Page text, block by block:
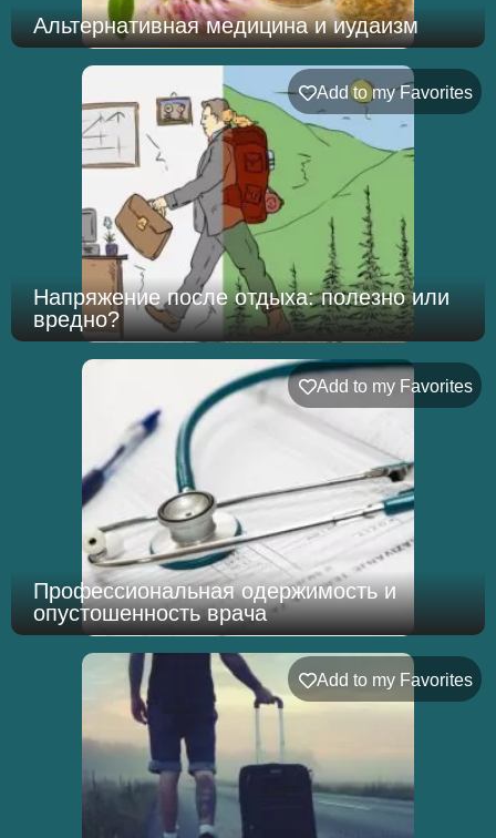
Альтернативная медицина и иудаизм
Add to my Favorites
Напряжение после отдыха: полезно или
вредно?
Add to my Favorites
Профессиональная одержимость и
опустошенность врача
Add to my Favorites